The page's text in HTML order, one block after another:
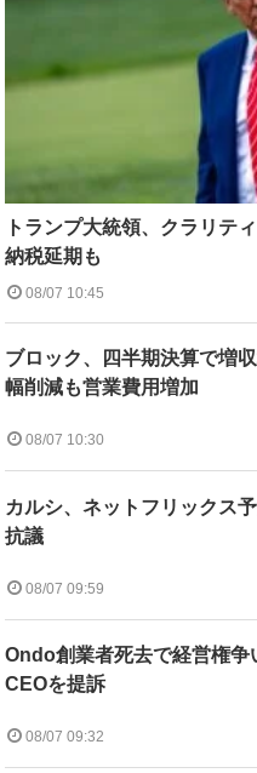
トランプ大統領、クラリテ
納税延期も
08/07 10:45
ブロック、四半期決算で増
幅削減も営業費用増加
08/07 10:30
カルシ、ネットフリックス
抗議
08/07 09:59
Ondo創業者死去で経営権争
CEOを提訴
08/07 09:32